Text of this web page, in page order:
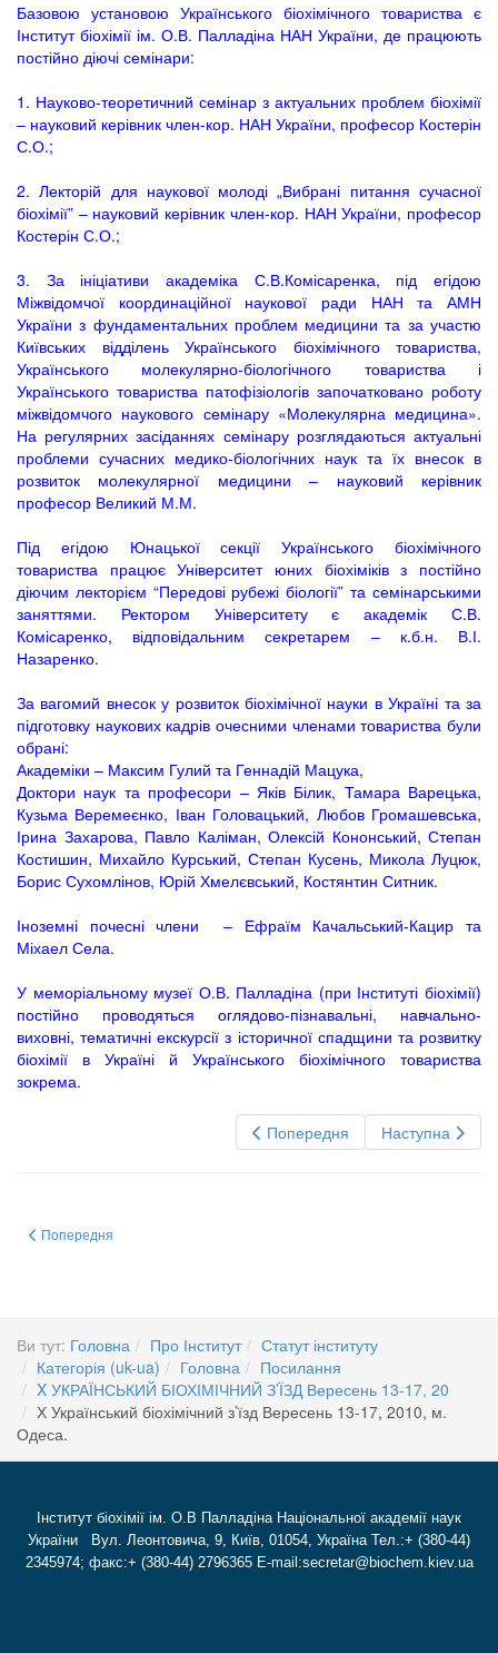
Базовою установою Українського біохімічного товариства є
Інститут біохімії ім. О.В. Палладіна НАН України, де працюють
постійно діючі семінари:
1. Науково-теоретичний семінар з актуальних проблем біохімії
– науковий керівник член-кор. НАН України, професор Костерін
С.О.;
2. Лекторій для наукової молоді „Вибрані питання сучасної
біохімії” – науковий керівник член-кор. НАН України, професор
Костерін С.О.;
3. За ініціативи академіка С.В.Комісаренка, під егідою
Міжвідомчої координаційної наукової ради НАН та АМН
України з фундаментальних проблем медицини та за участю
Київських відділень Українського біохімічного товариства,
Українського молекулярно-біологічного товариства і
Українського товариства патофізіологів започатковано роботу
міжвідомчого наукового семінару «Молекулярна медицина».
На регулярних засіданнях семінару розглядаються актуальні
проблеми сучасних медико-біологічних наук та їх внесок в
розвиток молекулярної медицини – науковий керівник
професор Великий М.М.
Під егідою Юнацької секції Українського біохімічного
товариства працює Університет юних біохіміків з постійно
діючим лекторієм “Передові рубежі біології” та семінарськими
заняттями. Ректором Університету є академік С.В.
Комісаренко, відповідальним секретарем – к.б.н. В.І.
Назаренко.
За вагомий внесок у розвиток біохімічної науки в Україні та за
підготовку наукових кадрів очесними членами товариства були
обрані:
Академіки – Максим Гулий та Геннадій Мацука,
Доктори наук та професори – Яків Білик, Тамара Варецька,
Кузьма Веремеєнко, Іван Головацький, Любов Громашевська,
Ірина Захарова, Павло Каліман, Олексій Кононський, Степан
Костишин, Михайло Курський, Степан Кусень, Микола Луцюк,
Борис Сухомлінов, Юрій Хмелєвський, Костянтин Ситник.
Іноземні почесні члени – Ефраїм Качальський-Кацир та
Міхаел Села.
У меморіальному музеї О.В. Палладіна (при Інституті біохімії)
постійно проводяться оглядово-пізнавальні, навчально-
виховні, тематичні екскурсії з історичної спадщини та розвитку
біохімії в Україні й Українського біохімічного товариства
зокрема.
Попередня Наступна
Попередня стаття: Х Український біохімічний з’їзд Вересень 13-17,
Попередня
Ви тут: Головна Про Інститут
Статут інституту
Категорія (uk-ua)
Головна
Посилання
X УКРАЇНСЬКИЙ БІОХІМІЧНИЙ З’ЇЗД Вересень 13-17, 20
Х Український біохімічний з’їзд Вересень 13-17, 2010, м.
Одеса.
Інститут біохімії ім. О.В Палладіна Національної академії наук
України Вул. Леонтовича, 9, Київ, 01054, Україна Тел.:+ (380-44)
2345974; факс:+ (380-44) 2796365 E-mail:secretar@biochem.kiev.ua